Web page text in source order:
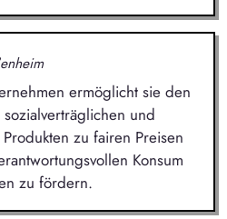
ermöglicht sie den
und
zu fairen Preisen
Konsum
zu fördern.